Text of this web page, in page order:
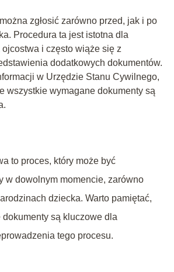
zgłosić zarówno przed, jak i po
Procedura ta jest istotna dla
i często wiąże się z
dodatkowych dokumentów.
w Urzędzie Stanu Cywilnego,
wszystkie wymagane dokumenty są
to proces, który może być
w dowolnym momencie, zarówno
dziecka. Warto pamiętać,
są kluczowe dla
tego procesu.